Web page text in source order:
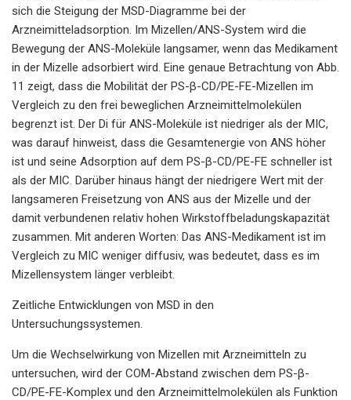
sich die Steigung der MSD-Diagramme bei der
Arzneimitteladsorption. Im Mizellen/ANS-System wird die
Bewegung der ANS-Moleküle langsamer, wenn das Medikament
in der Mizelle adsorbiert wird. Eine genaue Betrachtung von Abb.
11 zeigt, dass die Mobilität der PS-β-CD/PE-FE-Mizellen im
Vergleich zu den frei beweglichen Arzneimittelmolekülen
begrenzt ist. Der Di für ANS-Moleküle ist niedriger als der MIC,
was darauf hinweist, dass die Gesamtenergie von ANS höher
ist und seine Adsorption auf dem PS-β-CD/PE-FE schneller ist
als der MIC. Darüber hinaus hängt der niedrigere Wert mit der
langsameren Freisetzung von ANS aus der Mizelle und der
damit verbundenen relativ hohen Wirkstoffbeladungskapazität
zusammen. Mit anderen Worten: Das ANS-Medikament ist im
Vergleich zu MIC weniger diffusiv, was bedeutet, dass es im
Mizellensystem länger verbleibt.
Zeitliche Entwicklungen von MSD in den
Untersuchungssystemen.
Um die Wechselwirkung von Mizellen mit Arzneimitteln zu
untersuchen, wird der COM-Abstand zwischen dem PS-β-
CD/PE-FE-Komplex und den Arzneimittelmolekülen als Funktion